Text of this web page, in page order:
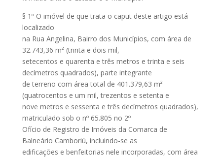
§ 1º O imóvel de que trata o caput deste artigo está
localizado
na Rua Angelina, Bairro dos Municípios, com área de
32.743,36 m² (trinta e dois mil,
setecentos e quarenta e três metros e trinta e seis
decímetros quadrados), parte integrante
de terreno com área total de 401.379,63 m²
(quatrocentos e um mil, trezentos e setenta e
nove metros e sessenta e três decímetros quadrados),
matriculado sob o nº 65.805 no 2º
Ofício de Registro de Imóveis da Comarca de
Balneário Camboriú, incluindo-se as
edificações e benfeitorias nele incorporadas, com área